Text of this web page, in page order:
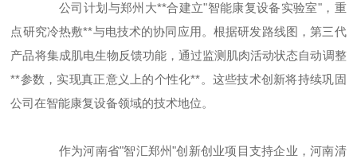
公司计划与郑州大**合建立"智能康复设备实验室"，重
点研究冷热敷**与电技术的协同应用。根据研发路线图，第三代
产品将集成肌电生物反馈功能，通过监测肌肉活动状态自动调整
**参数，实现真正意义上的个性化**。这些技术创新将持续巩固
公司在智能康复设备领域的技术地位。
作为河南省"智汇郑州"创新创业项目支持企业，河南清